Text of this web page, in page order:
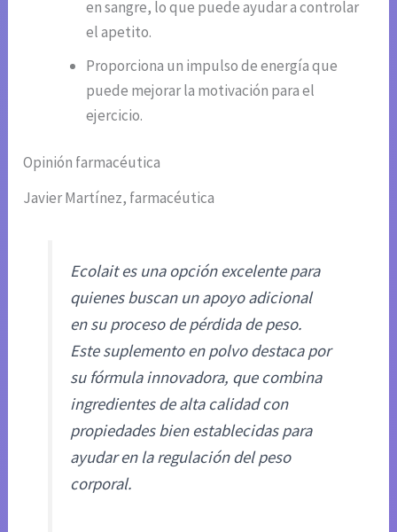
en sangre, lo que puede ayudar a controlar
el apetito.
Proporciona un impulso de energía que
puede mejorar la motivación para el
ejercicio.
Opinión farmacéutica
Javier Martínez, farmacéutica
Ecolait es una opción excelente para
quienes buscan un apoyo adicional
en su proceso de pérdida de peso.
Este suplemento en polvo destaca por
su fórmula innovadora, que combina
ingredientes de alta calidad con
propiedades bien establecidas para
ayudar en la regulación del peso
corporal.